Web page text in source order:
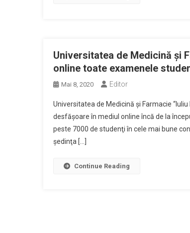
Universitatea de Medicină şi
online toate examenele
Mai 8, 2020 Editor
Universitatea de Medicină şi Farmacie
desfăşoare în mediul online încă de la
peste 7000 de studenţi în cele mai bune
şedinţa […]
Continue Reading